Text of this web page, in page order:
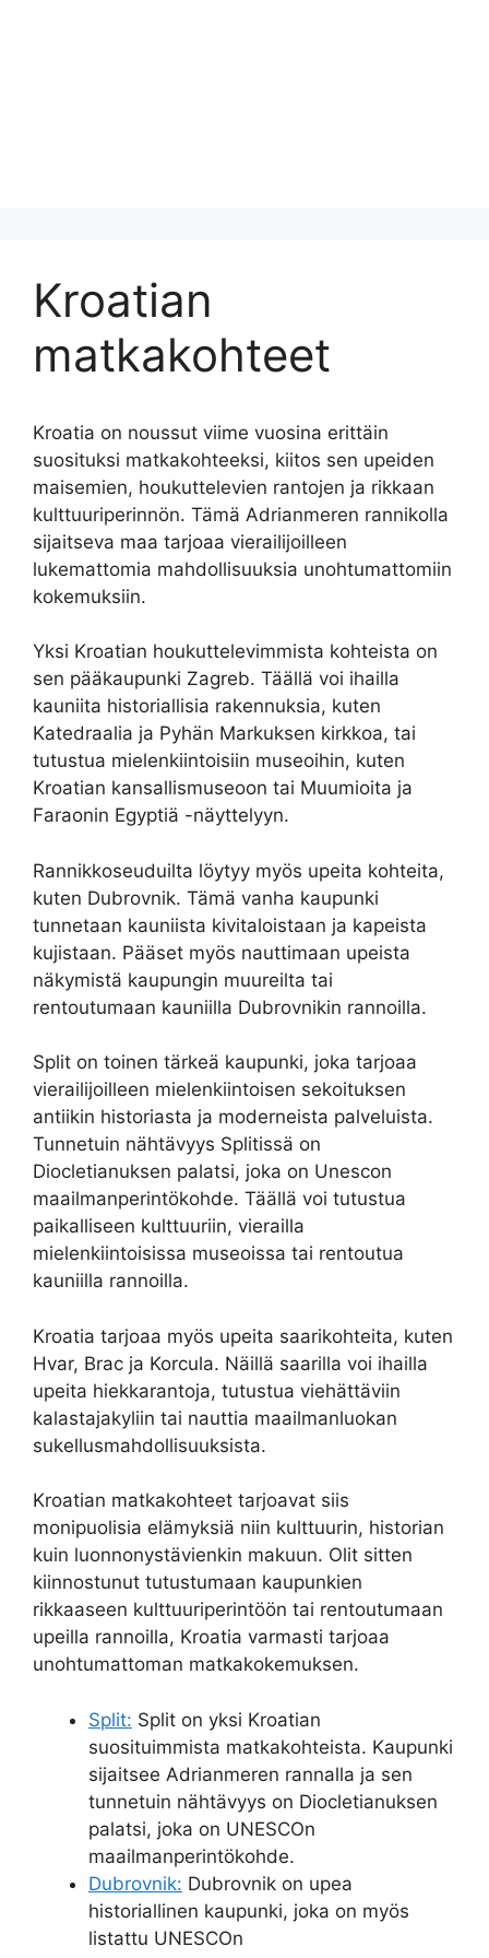
Kroatian
matkakohteet
Kroatia on noussut viime vuosina erittäin
suosituksi matkakohteeksi, kiitos sen upeiden
maisemien, houkuttelevien rantojen ja rikkaan
kulttuuriperinnön. Tämä Adrianmeren rannikolla
sijaitseva maa tarjoaa vierailijoilleen
lukemattomia mahdollisuuksia unohtumattomiin
kokemuksiin.
Yksi Kroatian houkuttelevimmista kohteista on
sen pääkaupunki Zagreb. Täällä voi ihailla
kauniita historiallisia rakennuksia, kuten
Katedraalia ja Pyhän Markuksen kirkkoa, tai
tutustua mielenkiintoisiin museoihin, kuten
Kroatian kansallismuseoon tai Muumioita ja
Faraonin Egyptiä -näyttelyyn.
Rannikkoseuduilta löytyy myös upeita kohteita,
kuten Dubrovnik. Tämä vanha kaupunki
tunnetaan kauniista kivitaloistaan ja kapeista
kujistaan. Pääset myös nauttimaan upeista
näkymistä kaupungin muureilta tai
rentoutumaan kauniilla Dubrovnikin rannoilla.
Split on toinen tärkeä kaupunki, joka tarjoaa
vierailijoilleen mielenkiintoisen sekoituksen
antiikin historiasta ja moderneista palveluista.
Tunnetuin nähtävyys Splitissä on
Diocletianuksen palatsi, joka on Unescon
maailmanperintökohde. Täällä voi tutustua
paikalliseen kulttuuriin, vierailla
mielenkiintoisissa museoissa tai rentoutua
kauniilla rannoilla.
Kroatia tarjoaa myös upeita saarikohteita, kuten
Hvar, Brac ja Korcula. Näillä saarilla voi ihailla
upeita hiekkarantoja, tutustua viehättäviin
kalastajakyliin tai nauttia maailmanluokan
sukellusmahdollisuuksista.
Kroatian matkakohteet tarjoavat siis
monipuolisia elämyksiä niin kulttuurin, historian
kuin luonnonystävienkin makuun. Olit sitten
kiinnostunut tutustumaan kaupunkien
rikkaaseen kulttuuriperintöön tai rentoutumaan
upeilla rannoilla, Kroatia varmasti tarjoaa
unohtumattoman matkakokemuksen.
Split: Split on yksi Kroatian
suosituimmista matkakohteista. Kaupunki
sijaitsee Adrianmeren rannalla ja sen
tunnetuin nähtävyys on Diocletianuksen
palatsi, joka on UNESCOn
maailmanperintökohde.
Dubrovnik: Dubrovnik on upea
historiallinen kaupunki, joka on myös
listattu UNESCOn